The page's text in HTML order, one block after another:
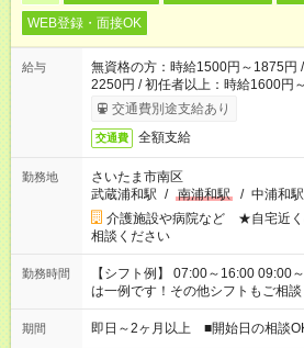
WEB登録・面接OK
給与
無資格の方：時給1500円～1875円
2250円 / 初任者以上：時給1600円
交通費別途支給あり
交通費 全額支給
勤務地
さいたま市南区
武蔵浦和駅 / 南浦和駅 / 中浦和駅
介護施設や病院など ★自宅近く
相談ください
勤務時間
【シフト例】 07:00～16:00 09:00～
は一例です！その他シフトもご相談
期間 即日～2ヶ月以上 ■開始日の相談